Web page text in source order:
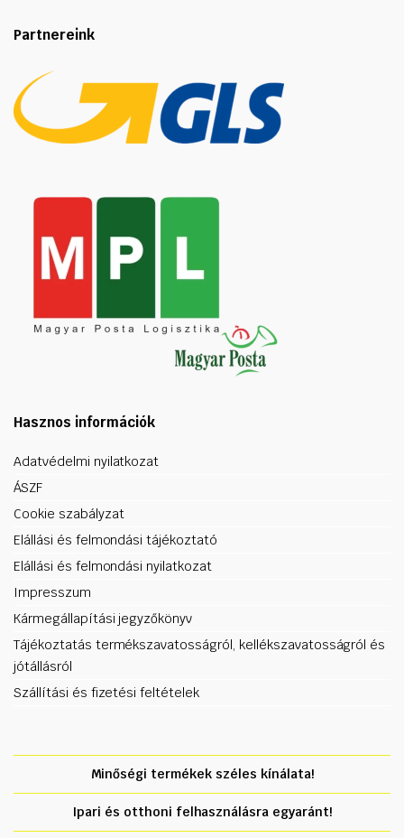
Partnereink
Hasznos információk
Adatvédelmi nyilatkozat
ÁSZF
Cookie szabályzat
Elállási és felmondási tájékoztató
Elállási és felmondási nyilatkozat
Impresszum
Kármegállapítási jegyzőkönyv
Tájékoztatás termékszavatosságról, kellékszavatosságról és
jótállásról
Szállítási és fizetési feltételek
Minőségi termékek széles kínálata!
Ipari és otthoni felhasználásra egyaránt!